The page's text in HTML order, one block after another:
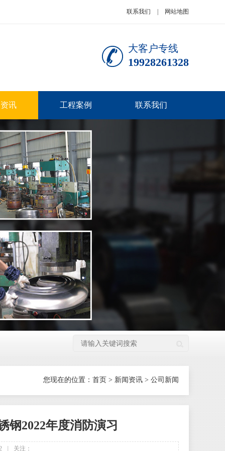
联系我们 网站地图
大客户专线
19928261328
讯 工程案例 联系我们
您现在的位置： 首页 > 新闻资讯 > 公司新闻
钢2022年度消防演习
关注：